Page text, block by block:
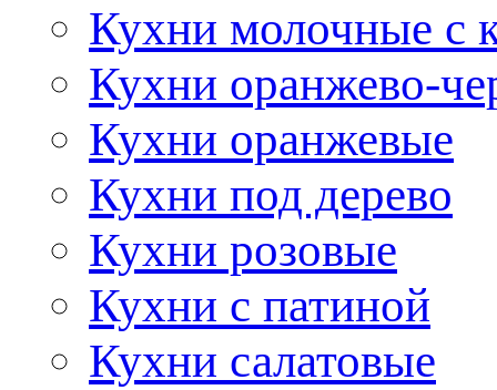
Кухни молочные с
Кухни оранжево-
Кухни оранжевые
Кухни под дерево
Кухни розовые
Кухни с патиной
Кухни салатовые